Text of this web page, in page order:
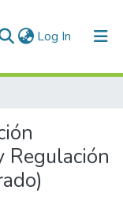
Log In (current)
Regulación